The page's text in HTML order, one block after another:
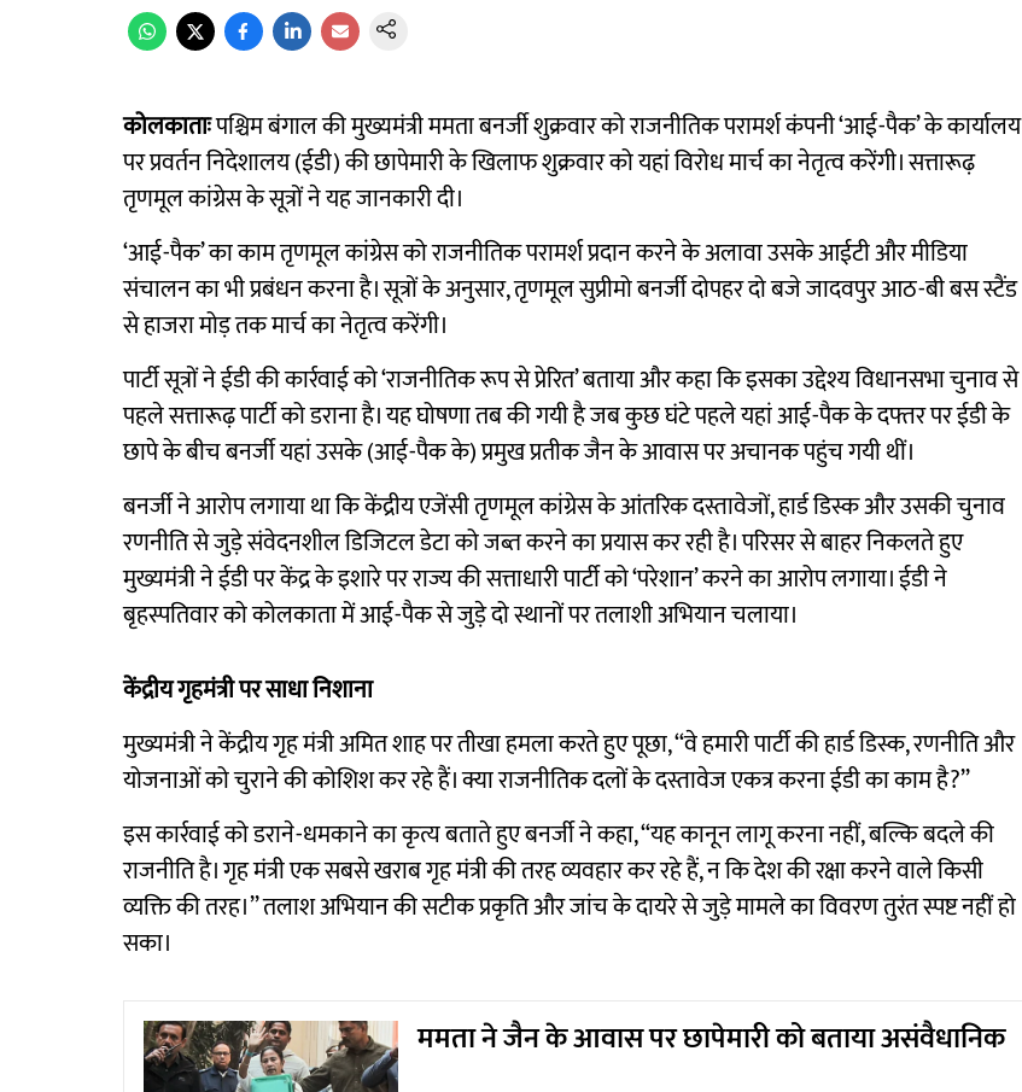
कोलकाताःपश्चिम बंगाल की मुख्यमंत्री ममता बनर्जी शुक्रवार को राजनीतिक परामर्श कंपनी ‘आई-पैक’ के कार्यालय
पर प्रवर्तन निदेशालय (ईडी) की छापेमारी के खिलाफ शुक्रवार को यहां विरोध मार्च का नेतृत्व करेंगी। सत्तारूढ़
तृणमूल कांग्रेस के सूत्रों ने यह जानकारी दी।
‘आई-पैक’ का काम तृणमूल कांग्रेस को राजनीतिक परामर्श प्रदान करने के अलावा उसके आईटी और मीडिया
संचालन का भी प्रबंधन करना है। सूत्रों के अनुसार, तृणमूल सुप्रीमो बनर्जी दोपहर दो बजे जादवपुर आठ-बी बस स्टैंड
से हाजरा मोड़ तक मार्च का नेतृत्व करेंगी।
पार्टी सूत्रों ने ईडी की कार्रवाई को ‘राजनीतिक रूप से प्रेरित’ बताया और कहा कि इसका उद्देश्य विधानसभा चुनाव से
पहले सत्तारूढ़ पार्टी को डराना है। यह घोषणा तब की गयी है जब कुछ घंटे पहले यहां आई-पैक के दफ्तर पर ईडी के
छापे के बीच बनर्जी यहां उसके (आई-पैक के) प्रमुख प्रतीक जैन के आवास पर अचानक पहुंच गयी थीं।
बनर्जी ने आरोप लगाया था कि केंद्रीय एजेंसी तृणमूल कांग्रेस के आंतरिक दस्तावेजों, हार्ड डिस्क और उसकी चुनाव
रणनीति से जुड़े संवेदनशील डिजिटल डेटा को जब्त करने का प्रयास कर रही है। परिसर से बाहर निकलते हुए
मुख्यमंत्री ने ईडी पर केंद्र के इशारे पर राज्य की सत्ताधारी पार्टी को ‘परेशान’ करने का आरोप लगाया। ईडी ने
बृहस्पतिवार को कोलकाता में आई-पैक से जुड़े दो स्थानों पर तलाशी अभियान चलाया।
केंद्रीय गृहमंत्री पर साधा निशाना
मुख्यमंत्री ने केंद्रीय गृह मंत्री अमित शाह पर तीखा हमला करते हुए पूछा, ‘‘वे हमारी पार्टी की हार्ड डिस्क, रणनीति और
योजनाओं को चुराने की कोशिश कर रहे हैं। क्या राजनीतिक दलों के दस्तावेज एकत्र करना ईडी का काम है?’’
इस कार्रवाई को डराने-धमकाने का कृत्य बताते हुए बनर्जी ने कहा, “यह कानून लागू करना नहीं, बल्कि बदले की
राजनीति है। गृह मंत्री एक सबसे खराब गृह मंत्री की तरह व्यवहार कर रहे हैं, न कि देश की रक्षा करने वाले किसी
व्यक्ति की तरह।’’ तलाश अभियान की सटीक प्रकृति और जांच के दायरे से जुड़े मामले का विवरण तुरंत स्पष्ट नहीं हो
सका।
ममता ने जैन के आवास पर छापेमारी को बताया असंवैधानिक